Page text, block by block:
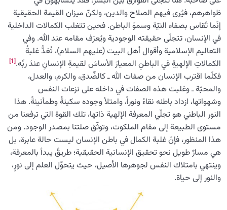
ظواهرهم، فيُرى فيهم الصلاح والدين، ولكنّ ميزان القيمة الحقيقية
إنّما تُقاس بصفاء النيّة وسموّ الباطن. فحين تتغلب الكمالات الداخلية
في الإنسان، تتجلّى حقيقته الوجودية ويُعرَف مقامه عند الله. وفي
التعاليم الإسلامية وأقوال أهل البيت (عليهم السلام)، تُعَدُّ غلبةُ
الكمالاتِ الإلهيةِ في الباطنِ المعيارَ الأساسَ لقيمةِ الإنسانِ عندَ ربِّه.[1]
فكلّما اقترب الإنسان من صفات الله ـ كالصِّدق، والكرم، والعدل،
والمحبّة ـ وغلبت هذه الصفات في داخله على نزعات النفس
وشهواتها، ازداد باطنه نقاءً ونوراً، وامتلأ وجوده سكينةً وطمأنينةً. هذا
النور الباطني هو تجلّي المعرفة الإلهية ذاتها، تلك القوة التي ترفعنا من
مستوى الطبيعة إلى مقام الملكوت، وتوثّق صلتنا بمصدر الوجود. ومن
هذا المنظور، فإنّ غلبة الكمال في باطن الإنسان ليست حالة عابرة، بل
هي مسارٌ طويل نحو تحقيق الإنسانية الحقيقية؛ طريقٌ يبدأ بالمعرفة،
وينتهي بامتلاك النفس لجوهرها الأصيل، حيث يتحوّل العلم إلى نورٍ،
والنور إلى حياة.